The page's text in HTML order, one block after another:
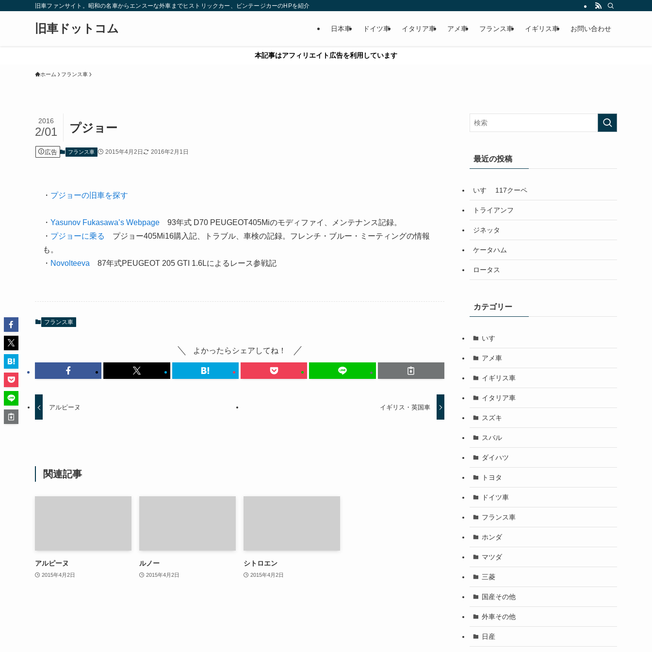
旧車ファンサイト。昭和の名車からエンスーな外車までヒストリックカー、ビンテージカーのHPを紹介
旧車ドットコム 日本車 ドイツ車 イタリア車 アメ車 フランス車 イギリス車 お問い合わせ
本記事はアフィリエイト広告を利用しています
ホーム フランス車
プジョー
2016
2/01
広告 フランス車 2015年4月2日 2016年2月1日
・ プジョーの旧車を探す
・ Yasunov Fukasawa’s Webpage 93年式 D70 PEUGEOT405Miのモディファイ、メンテナンス記録。
・ プジョーに乗る
プジョー405Mi16購入記、トラブル、車検の記録。フレンチ・ブルー・ミーティングの情報
も。
・ Novolteeva 87年式PEUGEOT 205 GTI 1.6Lによるレース参戦記
フランス車
よかったらシェアしてね！
アルピーヌ イギリス・英国車
関連記事
アルピーヌ
2015年4月2日
ルノー
2015年4月2日
シトロエン
2015年4月2日
最近の投稿
いすゞ 117クーペ
トライアンフ
ジネッタ
ケータハム
ロータス
カテゴリー
いすゞ
アメ車
イギリス車
イタリア車
スズキ
スバル
ダイハツ
トヨタ
ドイツ車
フランス車
ホンダ
マツダ
三菱
国産その他
外車その他
日産